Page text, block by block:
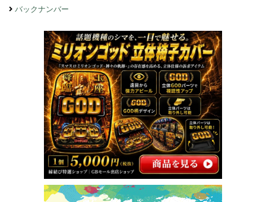
バックナンバー